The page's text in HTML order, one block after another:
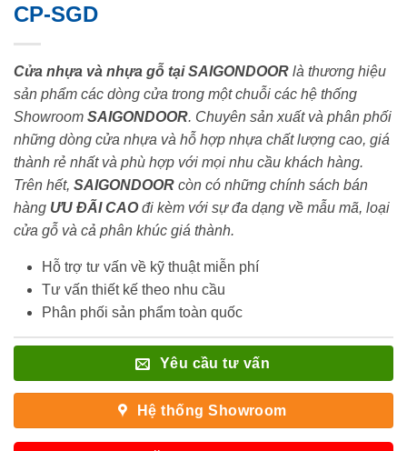
CP-SGD
Cửa nhựa và nhựa gỗ tại SAIGONDOOR là thương hiệu
sản phẩm các dòng cửa trong một chuỗi các hệ thống
Showroom SAIGONDOOR. Chuyên sản xuất và phân phối
những dòng cửa nhựa và hỗ hợp nhựa chất lượng cao, giá
thành rẻ nhất và phù hợp với mọi nhu cầu khách hàng.
Trên hết, SAIGONDOOR còn có những chính sách bán
hàng ƯU ĐÃI CAOđi kèm với sự đa dạng về mẫu mã, loại
cửa gỗ và cả phân khúc giá thành.
Hỗ trợ tư vấn về kỹ thuật miễn phí
Tư vấn thiết kế theo nhu cầu
Phân phối sản phẩm toàn quốc
Yêu cầu tư vấn
Hệ thống Showroom